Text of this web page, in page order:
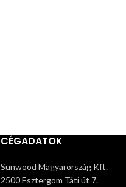
CÉGADATOK
Sunwood Magyarország Kft.
2500 Esztergom Táti út 7.